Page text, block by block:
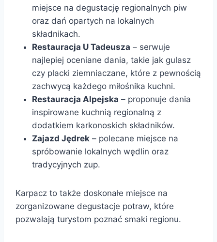
miejsce na degustację regionalnych piw
oraz dań opartych na lokalnych
składnikach.
Restauracja U Tadeusza – serwuje
najlepiej oceniane dania, takie jak gulasz
czy placki ziemniaczane, które z pewnością
zachwycą każdego miłośnika kuchni.
Restauracja Alpejska – proponuje dania
inspirowane kuchnią regionalną z
dodatkiem karkonoskich składników.
Zajazd Jędrek – polecane miejsce na
spróbowanie lokalnych wędlin oraz
tradycyjnych zup.
Karpacz to także doskonałe miejsce na
zorganizowane degustacje potraw, które
pozwalają turystom poznać smaki regionu.